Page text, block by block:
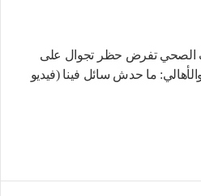
الصحي تفرض حظر تجوال على
ما حدش سائل فينا (فيديو